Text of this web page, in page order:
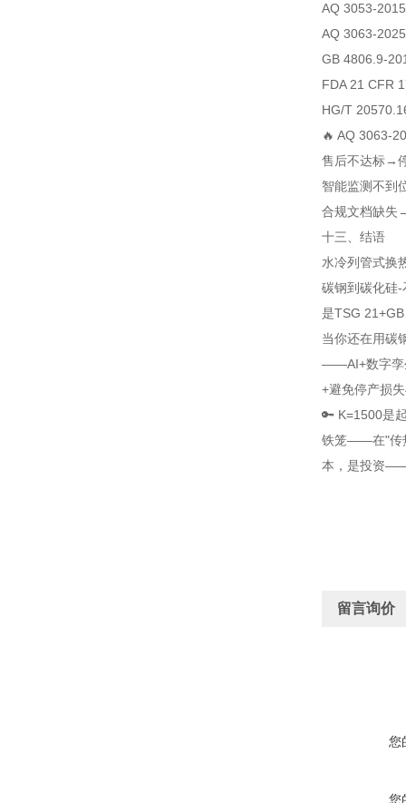
AQ 3053-2015
AQ 3063-2025
GB 4806.9-
FDA 21 CFR
HG/T
🔥 AQ 3063-
售后不达标→
智能监测不到
合规文档缺失
十三、结语
水冷列管式换
碳钢到碳化硅
是TSG
当你还在用碳
——AI+数字孪
+避免停产损
🔑 K=1500是
铁笼——在"传
本，是投资——
留言询价
您
您